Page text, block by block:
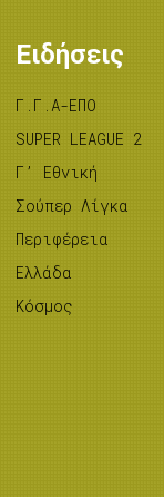
Ειδήσεις
Γ.Γ.Α-ΕΠΟ
SUPER LEAGUE 2
Γ’ Εθνική
Σούπερ Λίγκα
Περιφέρεια
Ελλάδα
Κόσμος